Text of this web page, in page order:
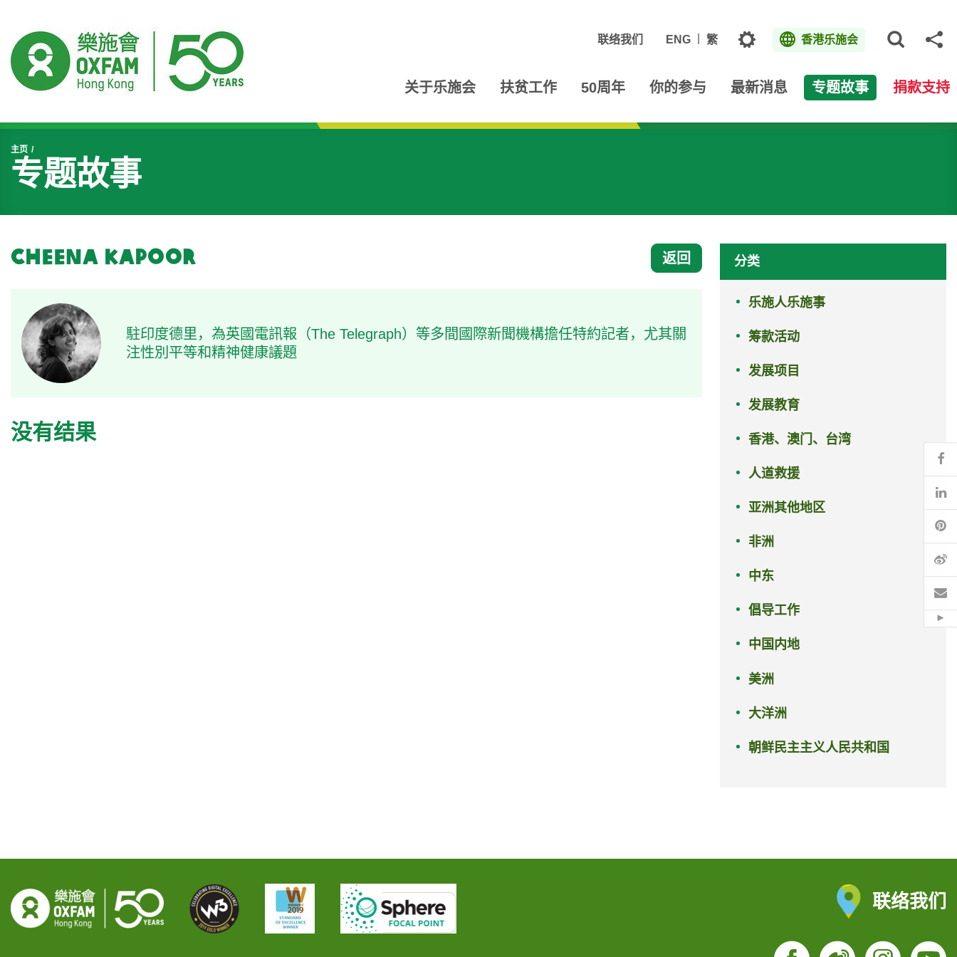
联络我们 ENG 繁 主题 香港乐施会
关于乐施会 扶贫工作 50周年 你的参与 最新消息 专题故事 捐款支持
开始主要内容
主页
专题故事
Cheena Kapoor 返回
駐印度德里，為英國電訊報（The Telegraph）等多間國際新聞機構擔任特約記者，尤其關
注性別平等和精神健康議題
没有结果
分类
乐施人乐施事
筹款活动
发展项目
发展教育
香港、澳门、台湾
人道救援
亚洲其他地区
非洲
中东
倡导工作
中国内地
美洲
大洋洲
朝鲜民主主义人民共和国
联络我们